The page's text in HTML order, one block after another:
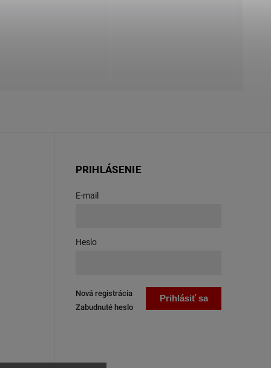
PRIHLÁSENIE
E-mail
Heslo
Prihlásiť sa
Nová registrácia
Zabudnuté heslo